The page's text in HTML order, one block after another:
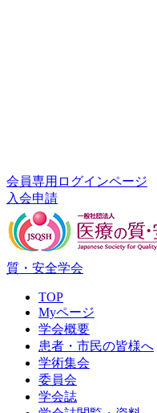
会員専用ログインページ
入会申請
質・安全学会
TOP
Myページ
学会概要
患者・市民の皆様へ
学術集会
委員会
学会誌